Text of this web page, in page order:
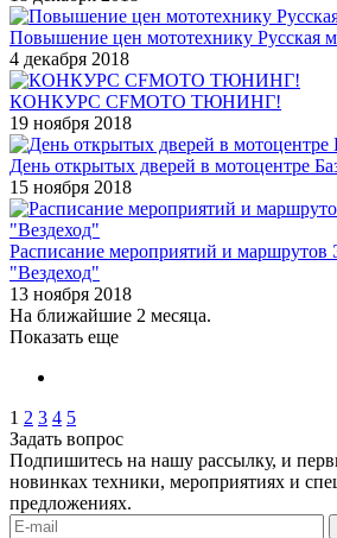
Повышение цен мототехнику Русская
4 декабря 2018
КОНКУРС CFMOTO ТЮНИНГ!
19 ноября 2018
День открытых дверей в мотоцентре
15 ноября 2018
Расписание мероприятий и маршрутов
"Вездеход"
13 ноября 2018
На ближайшие 2 месяца.
Показать еще
1 2 3 4 5
Задать вопрос
Подпишитесь на нашу рассылку, и
новинках техники, мероприятиях и
предложениях.